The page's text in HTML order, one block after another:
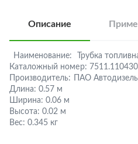
Описание
Наименование:
Трубка
Каталожный номер:
Производитель:
ПАО Автодизель
Длина: 0.57 м
Ширина: 0.06 м
Высота: 0.02 м
Вес: 0.345 кг